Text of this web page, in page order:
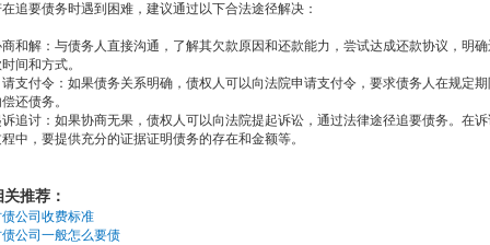
追要债务时遇到困难，建议通过以下合法途径解决：
和解：与债务人直接沟通，了解其欠款原因和还款能力，尝试达成还款协议，明确
间和方式。
支付令：如果债务关系明确，债权人可以向法院申请支付令，要求债务人在规定期
还债务。
追讨：如果协商无果，债权人可以向法院提起诉讼，通过法律途径追要债务。在诉
中，要提供充分的证据证明债务的存在和金额等。
关推荐：
公司收费标准
公司一般怎么要债